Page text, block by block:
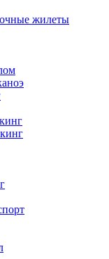
жилеты